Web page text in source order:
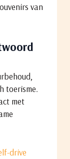
van
toerisme.
met
drive